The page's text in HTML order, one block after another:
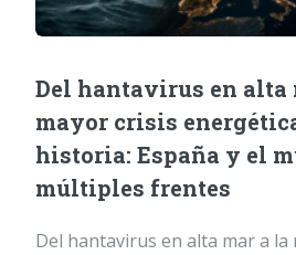
Del hantavirus en alta
mayor crisis
historia: España y el
múltiples frentes
Del hantavirus en alta mar a la